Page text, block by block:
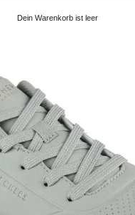
Dein Warenkorb ist leer